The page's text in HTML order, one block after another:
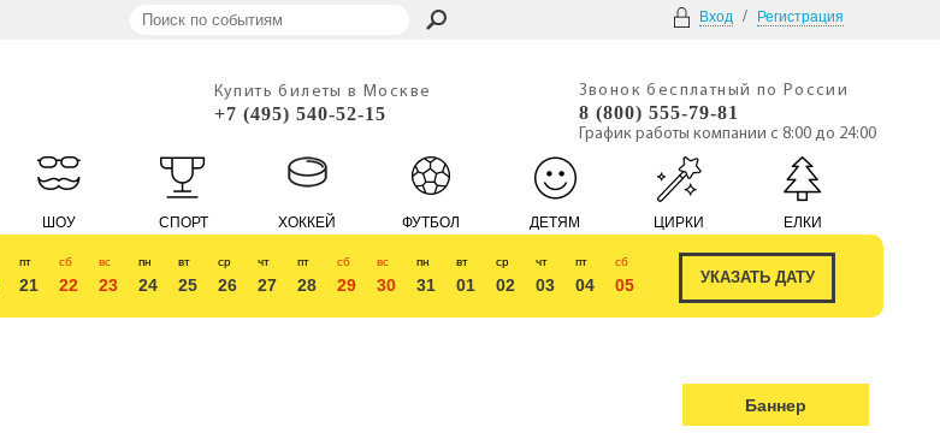
Вход / Регистрация
Купить билеты в Москве
+7 (495) 540-52-15
Звонок бесплатный по России
8 (800) 555-79-81
График работы компании с 8:00 до 24:00
ШОУ СПОРТ ХОККЕЙ ФУТБОЛ ДЕТЯМ ЦИРКИ ЕЛКИ
пт
21
сб
22
вс
23
пн
24
вт
25
ср
26
чт
27
пт
28
сб
29
вс
30
пн
31
вт
01
ср
02
чт
03
пт
04
сб
05
Баннер